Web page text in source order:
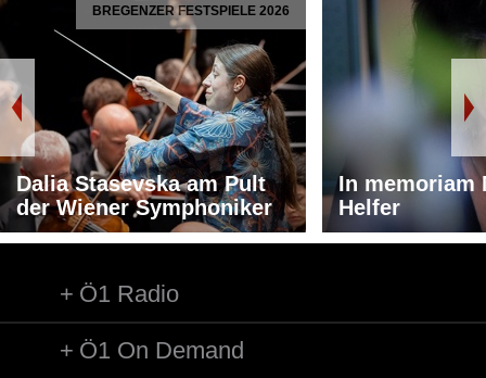
BREGENZER FESTSPIELE 2026
Dalia Stasevska am Pult
der Wiener Symphoniker
In memoriam
Helfer
Ö1 Radio
Ö1 On Demand